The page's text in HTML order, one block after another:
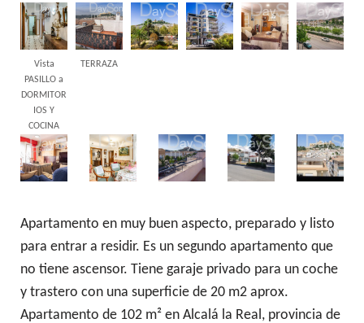
Vista
PASILLO a
DORMITOR
IOS Y
COCINA
TERRAZA
Apartamento en muy buen aspecto, preparado y listo
para entrar a residir. Es un segundo apartamento que
no tiene ascensor. Tiene garaje privado para un coche
y trastero con una superficie de 20 m2 aprox.
Apartamento de 102 m² en Alcalá la Real, provincia de